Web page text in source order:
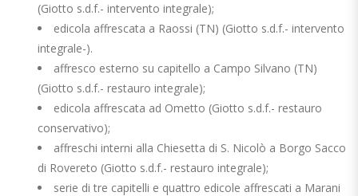
(Giotto s.d.f.- intervento integrale);
edicola affrescata a Raossi (TN) (Giotto s.d.f.- intervento
integrale-).
affresco esterno su capitello a Campo Silvano (TN)
(Giotto s.d.f.- restauro integrale);
edicola affrescata ad Ometto (Giotto s.d.f.- restauro
conservativo);
affreschi interni alla Chiesetta di S. Nicolò a Borgo Sacco
di Rovereto (Giotto s.d.f.- restauro integrale);
serie di tre capitelli e quattro edicole affrescati a Marani